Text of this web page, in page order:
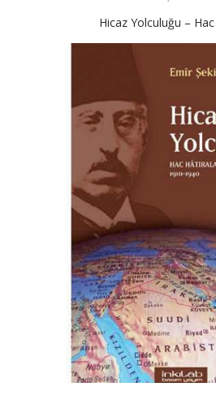
Hicaz Yolculuğu – Hac